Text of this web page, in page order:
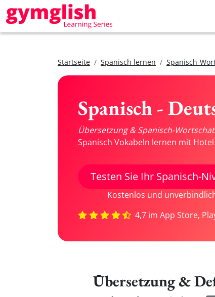
Startseite Spanisch lernen Spanisch-
Spanisch -
Übersetzung & Spanisch-
Spanisch Vokabeln lernen mit
Testen Sie Ihr Spanisch-
Kostenlos und
4,7 im App Store,
Übersetzung &